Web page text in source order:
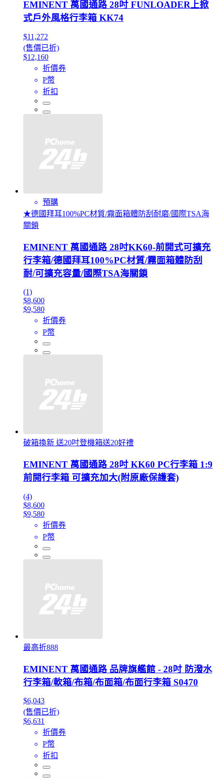
EMINENT 萬國通路 28吋 FUNLOADER上掀
式戶外風格行李箱 KK74
$11,272
(售價已折)
$12,160
折價券
P幣
折扣
預購
★德國拜耳100%PC材質/霧面箱體防刮耐磨/國際TSA海
關鎖
EMINENT 萬國通路 28吋KK60-前開式可擴充
行李箱/德國拜耳100%PC材質/霧面箱體防刮
耐/可擴充容量/國際TSA海關鎖
(1)
$8,600
$9,580
折價券
P幣
破箱換新 送20吋登機箱送20好禮
EMINENT 萬國通路 28吋 KK60 PC行李箱 1:9
前開行李箱 可擴充加大(附原廠保護套)
(4)
$8,600
$9,580
折價券
P幣
最高折888
EMINENT 萬國通路 品牌旗艦館 - 28吋 防潑水
行李箱/軟箱/布箱/布面箱/布面行李箱 S0470
$6,043
(售價已折)
$6,631
折價券
P幣
折扣